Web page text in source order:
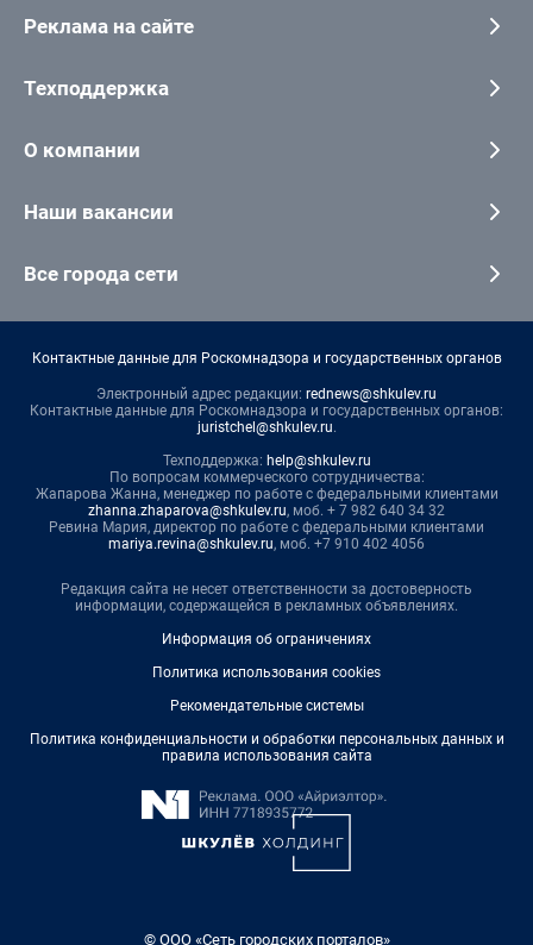
Реклама на сайте
Техподдержка
О компании
Наши вакансии
Все города сети
Контактные данные для Роскомнадзора и государственных органов
Электронный адрес редакции: rednews@shkulev.ru
Контактные данные для Роскомнадзора и государственных органов:
juristchel@shkulev.ru.
Техподдержка: help@shkulev.ru
По вопросам коммерческого сотрудничества:
Жапарова Жанна, менеджер по работе с федеральными клиентами
zhanna.zhaparova@shkulev.ru, моб. + 7 982 640 34 32
Ревина Мария, директор по работе с федеральными клиентами
mariya.revina@shkulev.ru, моб. +7 910 402 4056
Редакция сайта не несет ответственности за достоверность
информации, содержащейся в рекламных объявлениях.
Информация об ограничениях
Политика использования cookies
Рекомендательные системы
Политика конфиденциальности и обработки персональных данных и
правила использования сайта
© ООО «Сеть городских порталов»